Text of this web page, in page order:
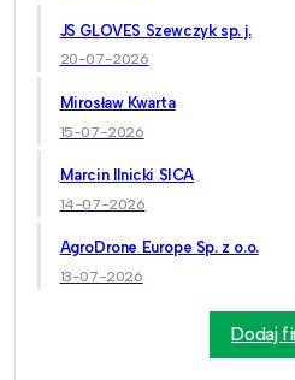
JS GLOVES Szewczyk sp. j.
20-07-2026
Mirosław Kwarta
15-07-2026
Marcin Ilnicki SICA
14-07-2026
AgroDrone Europe Sp. z o.o.
13-07-2026
Dodaj